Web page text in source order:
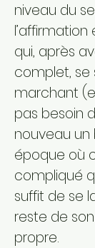
niveau du
l’affirmation
qui, après
complet, se
marchant
pas besoin
nouveau un
époque où
compliqué
suffit de se
reste de
propre.